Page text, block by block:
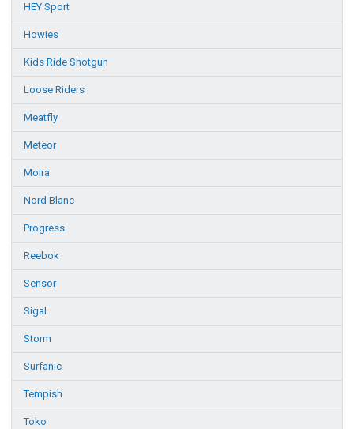
HEY Sport
Howies
Kids Ride Shotgun
Loose Riders
Meatfly
Meteor
Moira
Nord Blanc
Progress
Reebok
Sensor
Sigal
Storm
Surfanic
Tempish
Toko